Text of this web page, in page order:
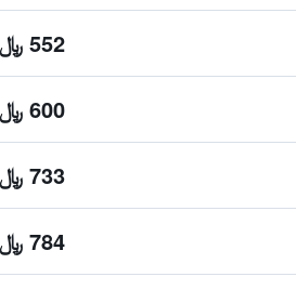
552 ﷼
600 ﷼
733 ﷼
784 ﷼